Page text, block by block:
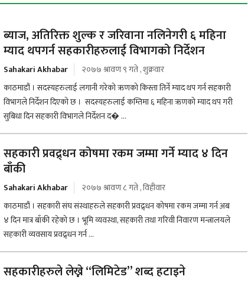
ब्याज, अतिरिक्त शुल्क र जरिवाना नलिनेगरी ६ महिना
म्याद थपगर्न सहकारीहरुलाई विभागको निर्देशन
Sahakari Akhabar
२०७७ श्रावण ९ गते , शुक्रवार
काठमाडौं । सदस्यहरुलाई लगानी गरेको ऋणको किस्ता तिर्ने म्याद थप गर्न सहकारी
विभागले निर्देशन दिएको छ । सदस्यहरुलाई कम्तिमा ६ महिना ऋणको म्याद थप गरी
सुबिधा दिन सहकारी विभागले निर्देशन द� ...
सहकारी प्रवद्र्धन कोषमा रकम जम्मा गर्ने म्याद ४ दिन
बाँकी
Sahakari Akhabar
२०७७ श्रावण ८ गते , विहीवार
काठमाडौं । सहकारी संघ संस्थाहरुले सहकारी प्रवद्र्धन कोषमा रकम जम्मा गर्न अब
४ दिन मात्र बाँकी रहेको छ । भूमि व्यवस्था, सहकारी तथा गरिवी निवारण मन्त्रालयले
सहकारी व्यवसाय प्रवद्र्धन गर्न ...
सहकारीहरुले लेख्ने “लिमिटेड” शब्द हटाइने